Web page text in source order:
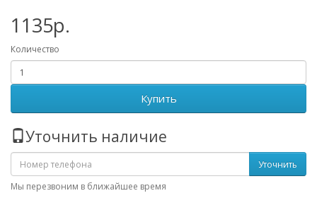
1135р.
Количество
Купить
Уточнить наличие
Уточнить
Мы перезвоним в ближайшее время